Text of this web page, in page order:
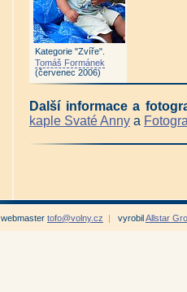
Kategorie "Zvíře".
Tomáš Formánek
(červenec 2006)
Další informace a
kaple Svaté Anny a
webmaster tofo@volny.cz | vyrobilAllstar